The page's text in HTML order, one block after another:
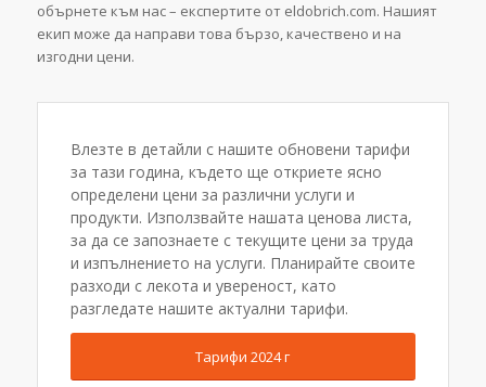
обърнете към нас – експертите от eldobrich.com. Нашият
екип може да направи това бързо, качествено и на
изгодни цени.
Влезте в детайли с нашите обновени тарифи
за тази година, където ще откриете ясно
определени цени за различни услуги и
продукти. Използвайте нашата ценова листа,
за да се запознаете с текущите цени за труда
и изпълнението на услуги. Планирайте своите
разходи с лекота и увереност, като
разгледате нашите актуални тарифи.
Тарифи 2024 г